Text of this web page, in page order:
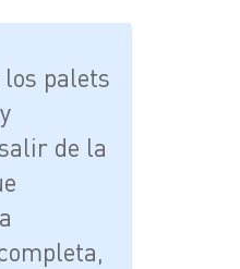
los palets
de la